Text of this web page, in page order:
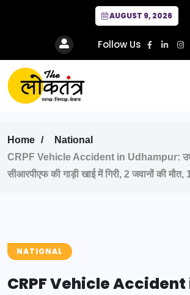
AUGUST 9, 2026
Follow Us
Home
National
CRPF Vehicle Accident in Udhampur:
सीआरपीएफ की गाड़ी खाई में गिरी, 2 जवानों की मौत,
NATIONAL
CRPF Vehicle Accident